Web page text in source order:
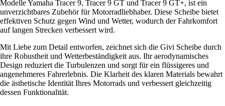
Modelle Yamaha Tracer 9, Tracer 9 GT und Tracer 9 GT+, ist ein
unverzichtbares Zubehör für Motorradliebhaber. Diese Scheibe bietet
effektiven Schutz gegen Wind und Wetter, wodurch der Fahrkomfort
auf langen Strecken verbessert wird.
Mit Liebe zum Detail entworfen, zeichnet sich die Givi Scheibe durch
ihre Robustheit und Wetterbeständigkeit aus. Ihr aerodynamisches
Design reduziert die Turbulenzen und sorgt für ein flüssigeres und
angenehmeres Fahrerlebnis. Die Klarheit des klaren Materials bewahrt
die ästhetische Identität Ihres Motorrads und verbessert gleichzeitig
dessen Funktionalität.